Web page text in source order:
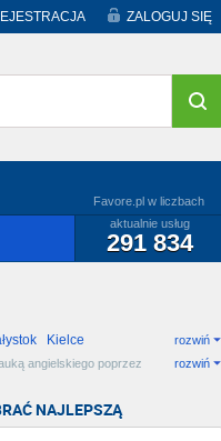
ZALOGUJ SIĘ
Favore.pl w liczbach
aktualnie usług
291 834
Kielce
rozwiń
angielskiego poprzez
rozwiń
NAJLEPSZĄ